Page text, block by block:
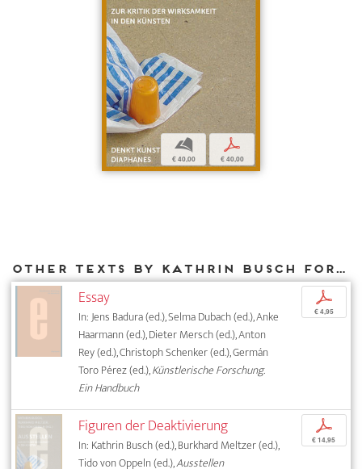
b
€ 40,00
p
€ 40,00
Other texts by Kathrin Busch for DIAPHANES
Essay
In: Jens Badura (ed.), Selma Dubach (ed.), Anke
Haarmann (ed.), Dieter Mersch (ed.), Anton
Rey (ed.), Christoph Schenker (ed.), Germán
Toro Pérez (ed.),Künstlerische Forschung.
Ein Handbuch
p
€ 4,95
Figuren der Deaktivierung
In: Kathrin Busch (ed.), Burkhard Meltzer (ed.),
Tido von Oppeln (ed.),Ausstellen
p
€ 14,95